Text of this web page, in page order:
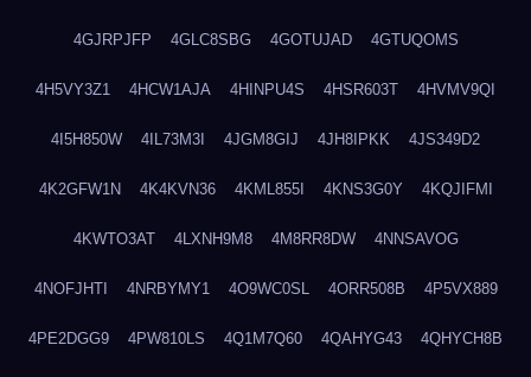
4GJRPJFP 4GLC8SBG 4GOTUJAD 4GTUQOMS
4H5VY3Z1 4HCW1AJA 4HINPU4S 4HSR603T 4HVMV9QI
4I5H850W 4IL73M3I 4JGM8GIJ 4JH8IPKK 4JS349D2
4K2GFW1N 4K4KVN36 4KML855I 4KNS3G0Y 4KQJIFMI
4KWTO3AT 4LXNH9M8 4M8RR8DW 4NNSAVOG
4NOFJHTI 4NRBYMY1 4O9WC0SL 4ORR508B 4P5VX889
4PE2DGG9 4PW810LS 4Q1M7Q60 4QAHYG43 4QHYCH8B